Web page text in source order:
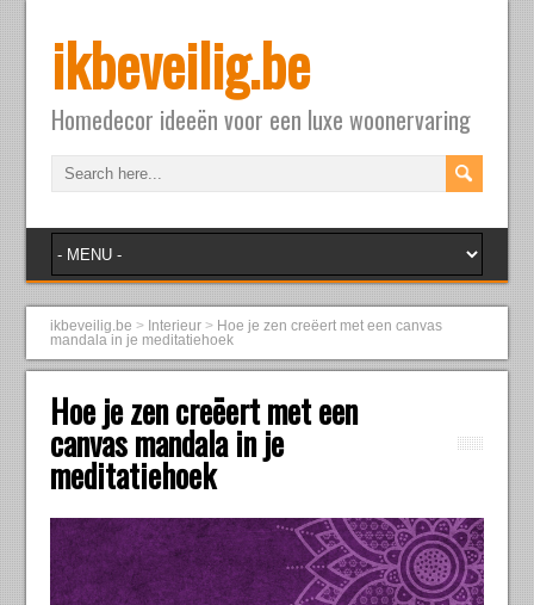
ikbeveilig.be
Homedecor ideeën voor een luxe woonervaring
ikbeveilig.be > Interieur > Hoe je zen creëert met een canvas
mandala in je meditatiehoek
Hoe je zen creëert met een
canvas mandala in je
meditatiehoek